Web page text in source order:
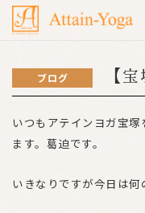
ブログ 【
いつもアテインヨガ宝
ます。葛迫です。
いきなりですが今日は何